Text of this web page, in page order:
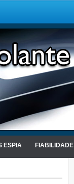
ESPIA FIABILIDADE